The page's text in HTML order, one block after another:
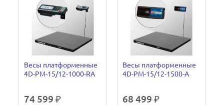
Весы платформенные
4D-PM-15/12-1000-RA
74 599 ₽
Весы платформенные
4D-PM-15/12-1500-A
68 499 ₽